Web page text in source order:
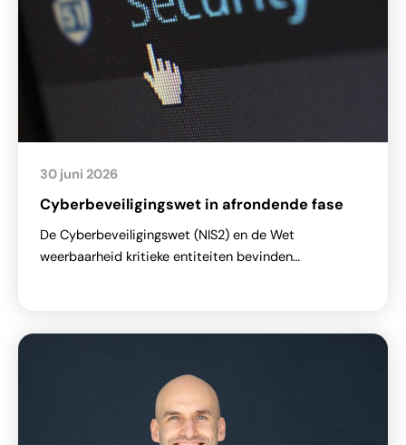
Cyberbeveiligingswet in afrondende fase
30 juni 2026
De Cyberbeveiligingswet (NIS2) en de Wet
weerbaarheid kritieke entiteiten bevinden…